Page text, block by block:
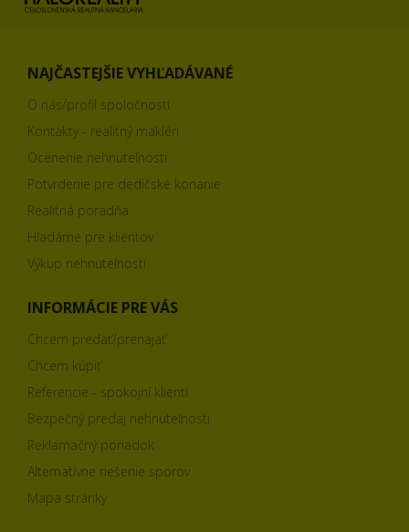
NAJČASTEJŠIE VYHĽADÁVANÉ
O nás/profil spoločnosti
Kontakty - realitný makléri
Ocenenie nehnuteľnosti
Potvrdenie pre dedičské konanie
Realitná poradňa
Hľadáme pre klientov
Výkup nehnuteľností
INFORMÁCIE PRE VÁS
Chcem predať/prenajať
Chcem kúpiť
Referencie - spokojní klienti
Bezpečný predaj nehnuteľnosti
Reklamačný poriadok
Alternatívne riešenie sporov
Mapa stránky